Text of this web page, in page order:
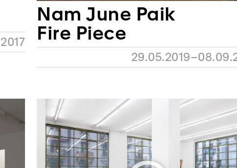
Nam June Paik
Fire Piece